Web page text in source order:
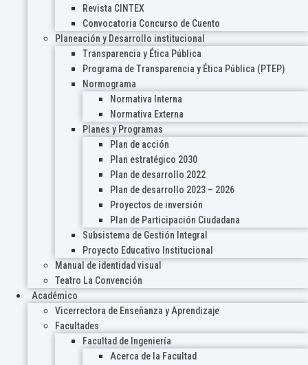
Revista CINTEX
Convocatoria Concurso de Cuento
Planeación y Desarrollo institucional
Transparencia y Ética Pública
Programa de Transparencia y Ética Pública (PTEP)
Normograma
Normativa Interna
Normativa Externa
Planes y Programas
Plan de acción
Plan estratégico 2030
Plan de desarrollo 2022
Plan de desarrollo 2023 – 2026
Proyectos de inversión
Plan de Participación Ciudadana
Subsistema de Gestión Integral
Proyecto Educativo Institucional
Manual de identidad visual
Teatro La Convención
Académico
Vicerrectora de Enseñanza y Aprendizaje
Facultades
Facultad de Ingeniería
Acerca de la Facultad